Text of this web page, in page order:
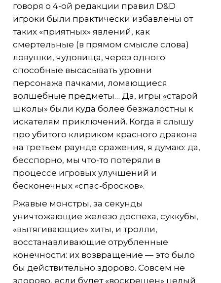
говоря о 4-ой редакции правил D&D
игроки были практически избавлены от
таких «приятных» явлений, как
смертельные (в прямом смысле слова)
ловушки, чудовища, через одного
способные высасывать уровни
персонажа пачками, ломающиеся
волшебные предметы… Да, игры «старой
школы» были куда более безжалостны к
искателям приключений. Когда я слышу
про убитого клириком красного дракона
на третьем раунде сражения, я думаю: да,
бесспорно, мы что-то потеряли в
процессе игровых улучшений и
бесконечных «спас-бросков».
Ржавые монстры, за секунды
уничтожающие железо доспеха, суккубы,
«вытягивающие» хиты, и тролли,
восстанавливающие отрубленные
конечности: их возвращение — это было
бы действительно здорово. Совсем не
здорово, если будет «воскрешен» целый